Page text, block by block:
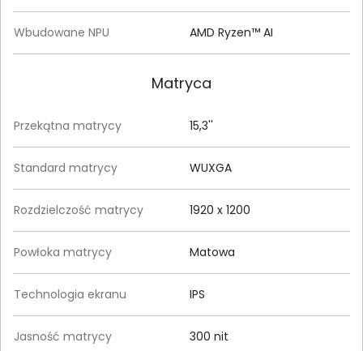
Wbudowane NPU AMD Ryzen™ AI
Matryca
Przekątna matrycy 15,3''
Standard matrycy WUXGA
Rozdzielczość matrycy 1920 x 1200
Powłoka matrycy Matowa
Technologia ekranu IPS
Jasność matrycy 300 nit